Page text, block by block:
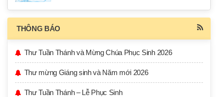
THÔNG BÁO
Thư Tuần Thánh và Mừng Chúa Phục Sinh 2026
Thư mừng Giáng sinh và Năm mới 2026
Thư Tuần Thánh – Lễ Phục Sinh